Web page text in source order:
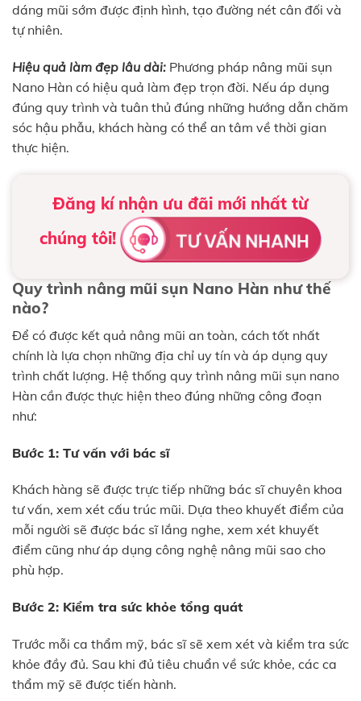
dáng mũi sớm được định hình, tạo đường nét cân đối và
tự nhiên.
Hiệu quả làm đẹp lâu dài: Phương pháp nâng mũi sụn
Nano Hàn có hiệu quả làm đẹp trọn đời. Nếu áp dụng
đúng quy trình và tuân thủ đúng những hướng dẫn chăm
sóc hậu phẫu, khách hàng có thể an tâm về thời gian
thực hiện.
Đăng kí nhận ưu đãi mới nhất từ
chúng tôi!
Quy trình nâng mũi sụn Nano Hàn như thế
nào?
Để có được kết quả nâng mũi an toàn, cách tốt nhất
chính là lựa chọn những địa chỉ uy tín và áp dụng quy
trình chất lượng. Hệ thống quy trình nâng mũi sụn nano
Hàn cần được thực hiện theo đúng những công đoạn
như:
Bước 1: Tư vấn với bác sĩ
Khách hàng sẽ được trực tiếp những bác sĩ chuyên khoa
tư vấn, xem xét cấu trúc mũi. Dựa theo khuyết điểm của
mỗi người sẽ được bác sĩ lắng nghe, xem xét khuyết
điểm cũng như áp dụng công nghệ nâng mũi sao cho
phù hợp.
Bước 2: Kiểm tra sức khỏe tổng quát
Trước mỗi ca thẩm mỹ, bác sĩ sẽ xem xét và kiểm tra sức
khỏe đầy đủ. Sau khi đủ tiêu chuẩn về sức khỏe, các ca
thẩm mỹ sẽ được tiến hành.